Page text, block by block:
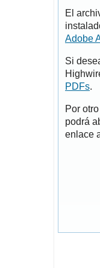
El
Adobe
Si
PDFs.
Por
podrá
enlace